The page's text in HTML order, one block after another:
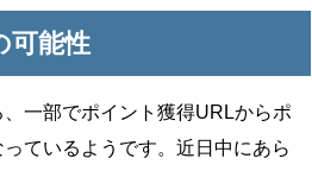
可能性
一部でポイント獲得URLからポ
ているようです。近日中にあら